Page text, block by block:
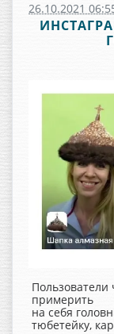
26.10.2021
примерить
на себя
тюбетейку,